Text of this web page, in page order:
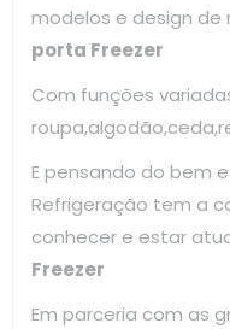
modelos e design de
porta Freezer
Com funções
E pensando do bem
Refrigeração tem a
conhecer e
Freezer
Em parceria com as